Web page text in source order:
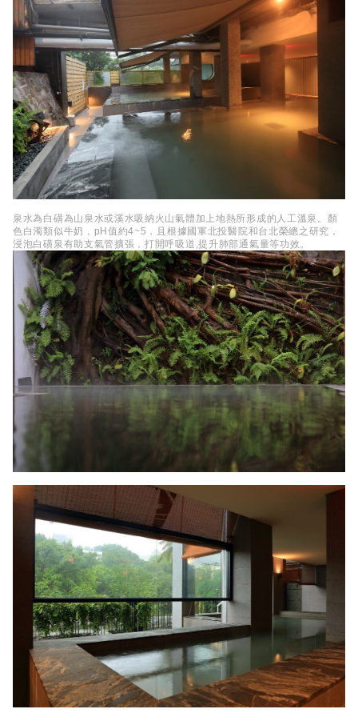
泉水為白磺為山泉水或溪水吸納火山氣體加上地熱所形成的人工溫泉。顏
色白濁類似牛奶，pH值約4~5，且根據國軍北投醫院和台北榮總之研究，
浸泡白磺泉有助支氣管擴張，打開呼吸道,提升肺部通氣量等功效。